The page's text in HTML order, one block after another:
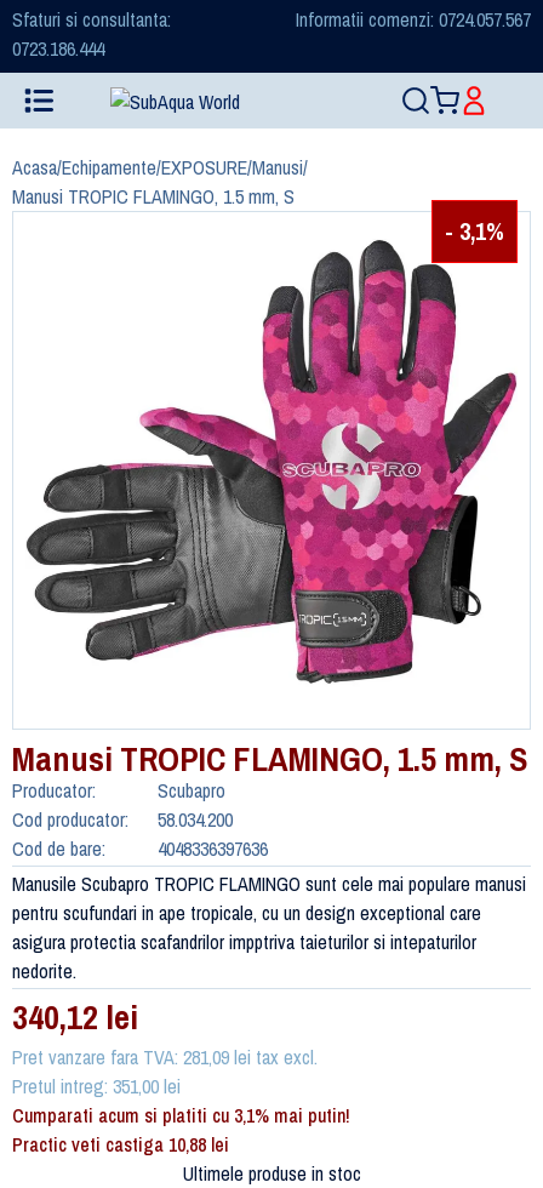
Sfaturi si consultanta:
0723.186.444
Informatii comenzi: 0724.057.567
Acasa/Echipamente/EXPOSURE/Manusi/
Manusi TROPIC FLAMINGO, 1.5 mm, S
- 3,1%
Manusi TROPIC FLAMINGO, 1.5 mm, S
Producator:
Scubapro
Cod producator:
58.034.200
Cod de bare:
4048336397636
Manusile Scubapro TROPIC FLAMINGO sunt cele mai populare manusi
pentru scufundari in ape tropicale, cu un design exceptional care
asigura protectia scafandrilor impptriva taieturilor si intepaturilor
nedorite.
340,12 lei
Pret vanzare fara TVA: 281,09 lei tax excl.
Pretul intreg: 351,00 lei
Cumparati acum si platiti cu 3,1% mai putin!
Practic veti castiga 10,88 lei
Ultimele produse in stoc